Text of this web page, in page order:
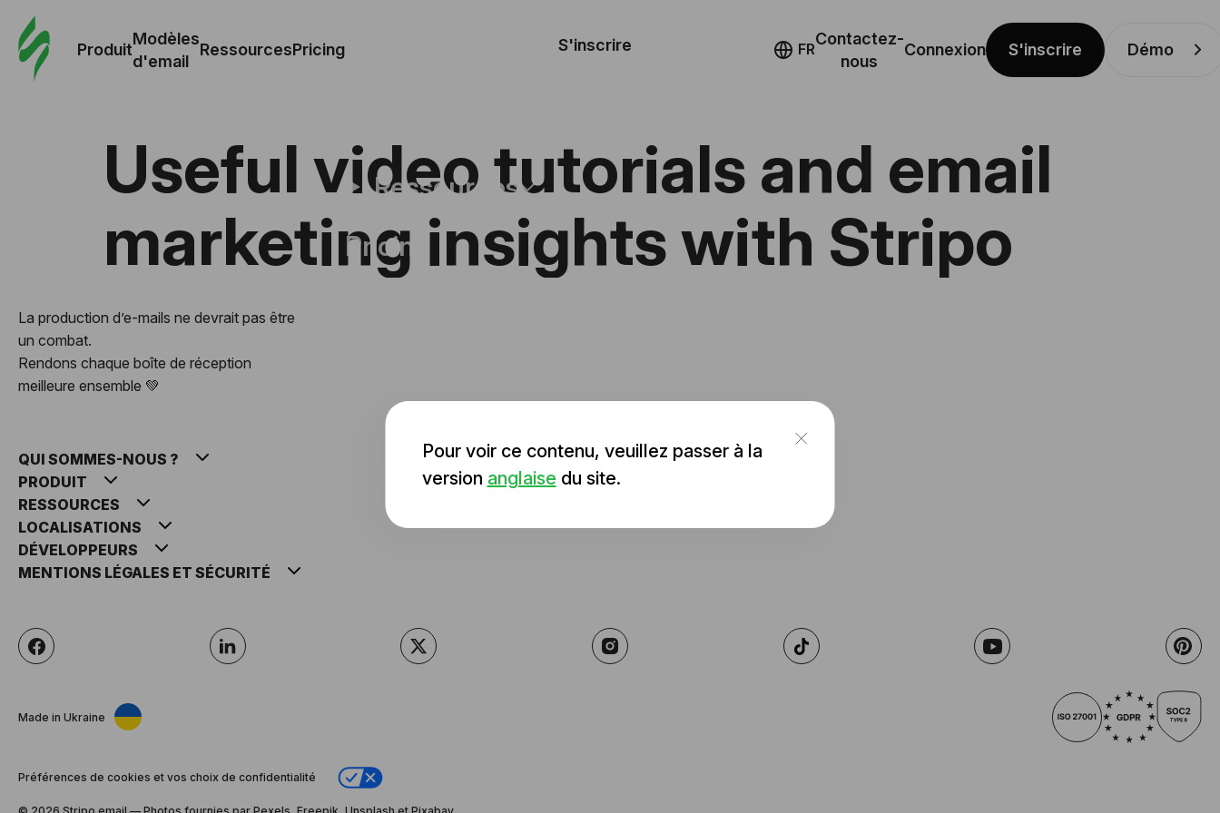
Produit
Modèles
d'email
RessourcesPricing
Ressources
Pricing
S'inscrire FR
Contactez-
nous
Connexion S'inscrire Démo
Useful video tutorials and email
marketing insights with Stripo
Pour voir ce contenu, veuillez passer à la
version anglaise du site.
La production d’e-mails ne devrait pas être
un combat.
Rendons chaque boîte de réception
meilleure ensemble 💚
QUI SOMMES-NOUS ?
PRODUIT
RESSOURCES
LOCALISATIONS
DÉVELOPPEURS
MENTIONS LÉGALES ET SÉCURITÉ
Made in Ukraine
Préférences de cookies et vos choix de confidentialité